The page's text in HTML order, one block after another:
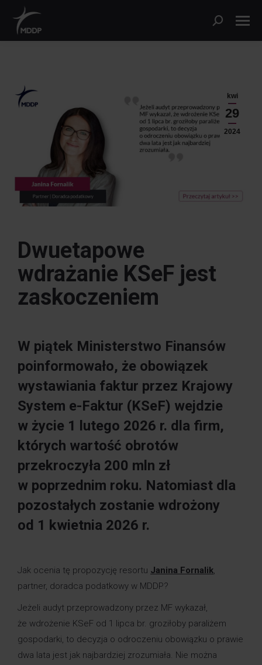
kwi
29
2024
Dwuetapowe
wdrażanie KSeF jest
zaskoczeniem
W piątek Ministerstwo Finansów
poinformowało, że obowiązek
wystawiania faktur przez Krajowy
System e-Faktur (KSeF) wejdzie
w życie 1 lutego 2026 r. dla firm,
których wartość obrotów
przekroczyła 200 mln zł
w poprzednim roku. Natomiast dla
pozostałych zostanie wdrożony
od 1 kwietnia 2026 r.
Jak ocenia tę propozycję resortu Janina Fornalik,
partner, doradca podatkowy w MDDP?
Jeżeli audyt przeprowadzony przez MF wykazał,
że wdrożenie KSeF od 1 lipca br. groziłoby paraliżem
gospodarki, to decyzja o odroczeniu obowiązku o prawie
dwa lata jest jak najbardziej zrozumiała. Nie można